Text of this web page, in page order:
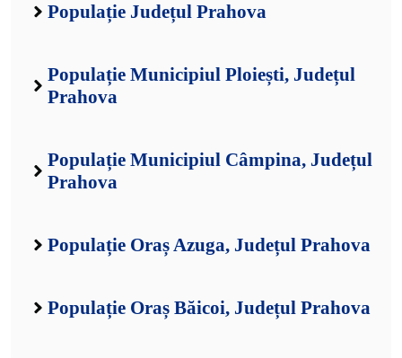
Populație Județul Prahova
Populație Municipiul Ploiești, Județul
Prahova
Populație Municipiul Câmpina, Județul
Prahova
Populație Oraș Azuga, Județul Prahova
Populație Oraș Băicoi, Județul Prahova